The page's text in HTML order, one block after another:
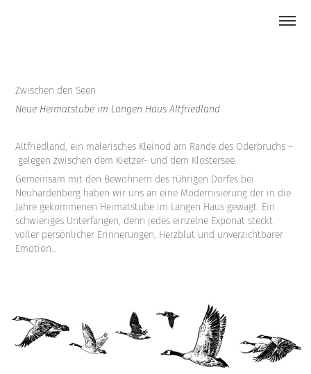
Zwischen den Seen
Neue Heimatstube im Langen Haus Altfriedland
Altfriedland, ein malerisches Kleinod am Rande des Oderbruchs –
gelegen zwischen dem Kietzer- und dem Klostersee.
Gemeinsam mit den Bewohnern des rührigen Dorfes bei
Neuhardenberg haben wir uns an eine Modernisierung der in die
Jahre gekommenen Heimatstube im Langen Haus gewagt. Ein
schwieriges Unterfangen, denn jedes einzelne Exponat steckt
voller persönlicher Erinnerungen, Herzblut und unverzichtbarer
Emotion…